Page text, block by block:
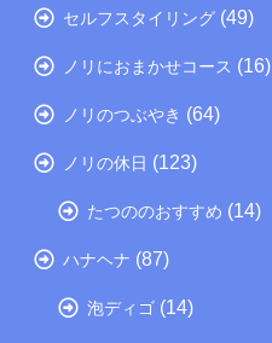
セルフスタイリング (49)
ノリにおまかせコース (16)
ノリのつぶやき (64)
ノリの休日 (123)
たつののおすすめ (14)
ハナヘナ (87)
泡ディゴ (14)